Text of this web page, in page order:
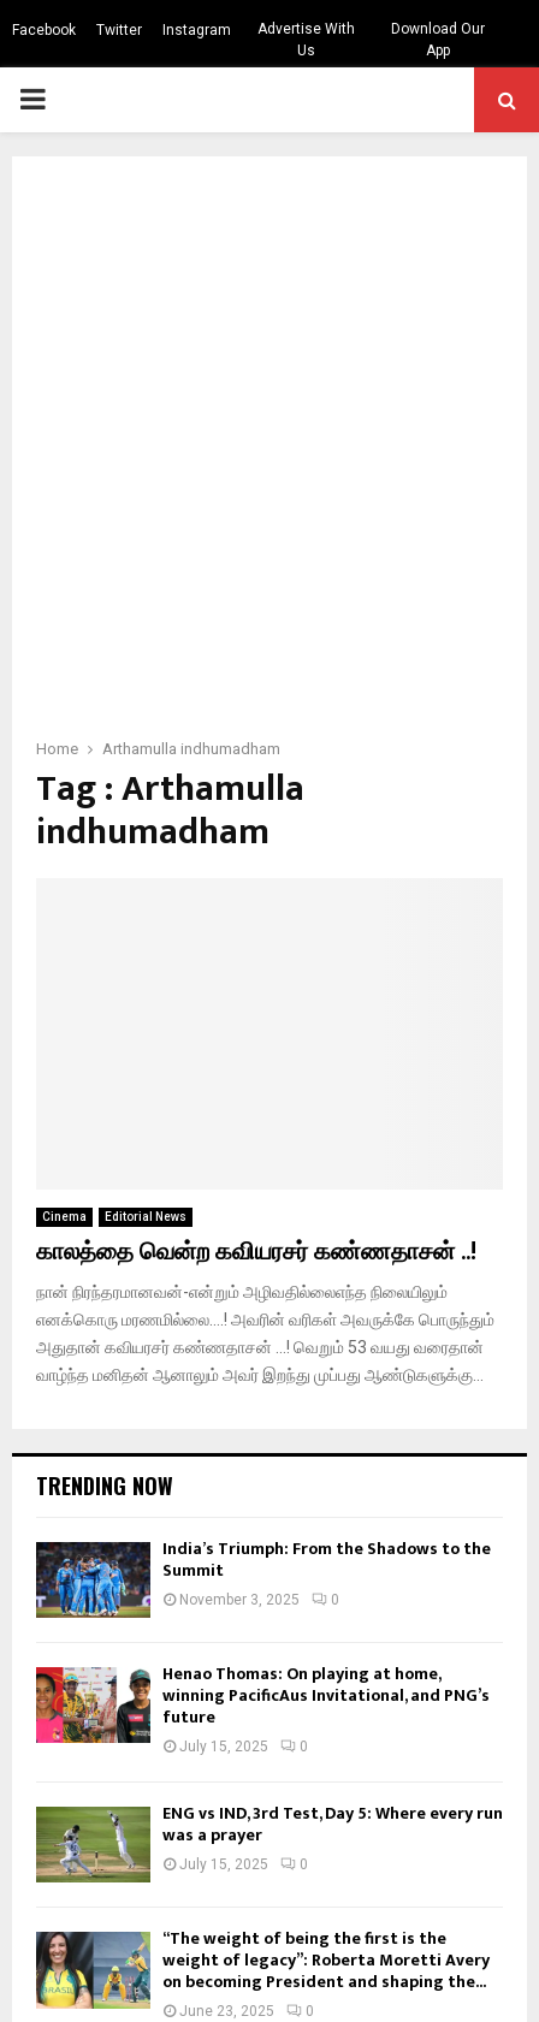
Facebook Twitter Instagram
Advertise With
Us
Download Our
App
PRIMARY
Home Arthamulla indhumadham
Tag : Arthamulla
indhumadham
Cinema Editorial News
காலத்தை வென்ற கவியரசர் கண்ணதாசன் ..!
நான் நிரந்தரமானவன்-என்றும் அழிவதில்லைஎந்த நிலையிலும்
எனக்கொரு மரணமில்லை….! அவரின் வரிகள் அவருக்கே பொருந்தும்
அதுதான் கவியரசர் கண்ணதாசன் …! வெறும் 53 வயது வரைதான்
வாழ்ந்த மனிதன் ஆனாலும் அவர் இறந்து முப்பது ஆண்டுகளுக்கு...
TRENDING NOW
India’s Triumph: From the Shadows to the
Summit
November 3, 2025 0
Henao Thomas: On playing at home,
winning PacificAus Invitational, and PNG’s
future
July 15, 2025 0
ENG vs IND, 3rd Test, Day 5: Where every run
was a prayer
July 15, 2025 0
“The weight of being the first is the
weight of legacy”: Roberta Moretti Avery
on becoming President and shaping the...
June 23, 2025 0